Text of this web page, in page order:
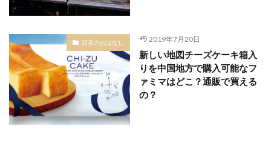
日常のおはなし 2019年7月20日
新しい地図チーズケーキ箱入
りを中国地方で購入可能なフ
ァミマはどこ？通販で買える
の？